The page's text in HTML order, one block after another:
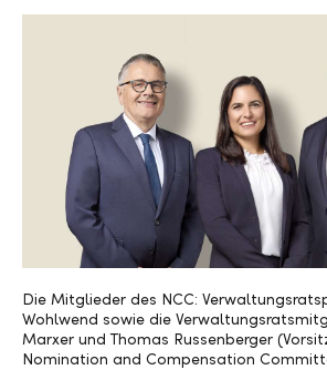
Die Mitglieder des NCC:
Wohlwend sowie die
Marxer und Thomas Russenberger
Nomination and Compensation